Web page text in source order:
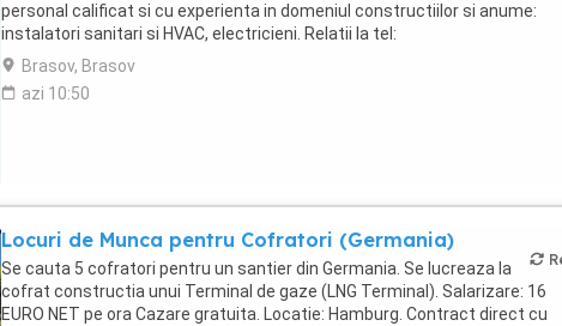
personal calificat si cu experienta in domeniul constructiilor si anume:
instalatori sanitari si HVAC, electricieni. Relatii la tel:
Brasov, Brasov
azi 10:50
Locuri de Munca pentru Cofratori (Germania)
Se cauta 5 cofratori pentru un santier din Germania. Se lucreaza la
cofrat constructia unui Terminal de gaze (LNG Terminal). Salarizare: 16
EURO NET pe ora Cazare gratuita. Locatie: Hamburg. Contract direct cu